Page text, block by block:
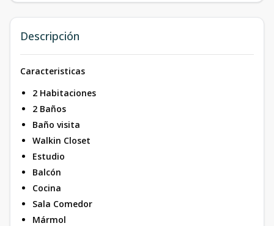
Descripción
Caracteristicas
2 Habitaciones
2 Baños
Baño visita
Walkin Closet
Estudio
Balcón
Cocina
Sala Comedor
Mármol